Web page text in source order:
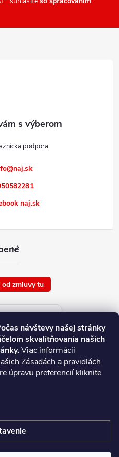
návštevy našej stránky
skvalitňovania našich
Viac informácii
Zásadách a pravidlách
úpravu preferencií kliknite
@naj.sk
naj.sk
zmluvy tu
tovaru
: 9/8/2026
. Všetky práva vyhradené.